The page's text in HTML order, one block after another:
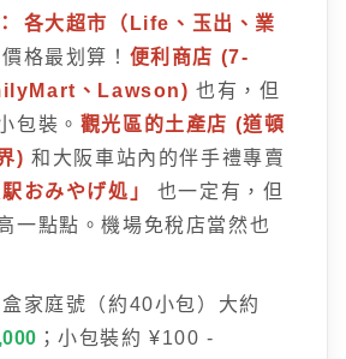
各大超市（Life、玉出、業
價格最划算！ 便利商店 (7-
、Lawson) 也有，但
包裝。 觀光區的土產店 (道頓
) 和大阪車站內的伴手禮專賣
駅おみやげ処」
也一定有，但
一點點。機場免稅店當然也
家庭號（約40小包）大約
；小包裝約 ¥100 -